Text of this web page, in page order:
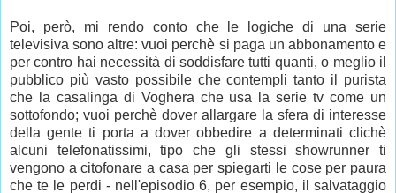
Poi, però, mi rendo conto che le logiche di una serie
televisiva sono altre: vuoi perchè si paga un abbonamento e
per contro hai necessità di soddisfare tutti quanti, o meglio il
pubblico più vasto possibile che contempli tanto il purista
che la casalinga di Voghera che usa la serie tv come un
sottofondo; vuoi perchè dover allargare la sfera di interesse
della gente ti porta a dover obbedire a determinati clichè
alcuni telefonatissimi, tipo che gli stessi showrunner ti
vengono a citofonare a casa per spiegarti le cose per paura
che te le perdi - nell'episodio 6, per esempio, il salvataggio